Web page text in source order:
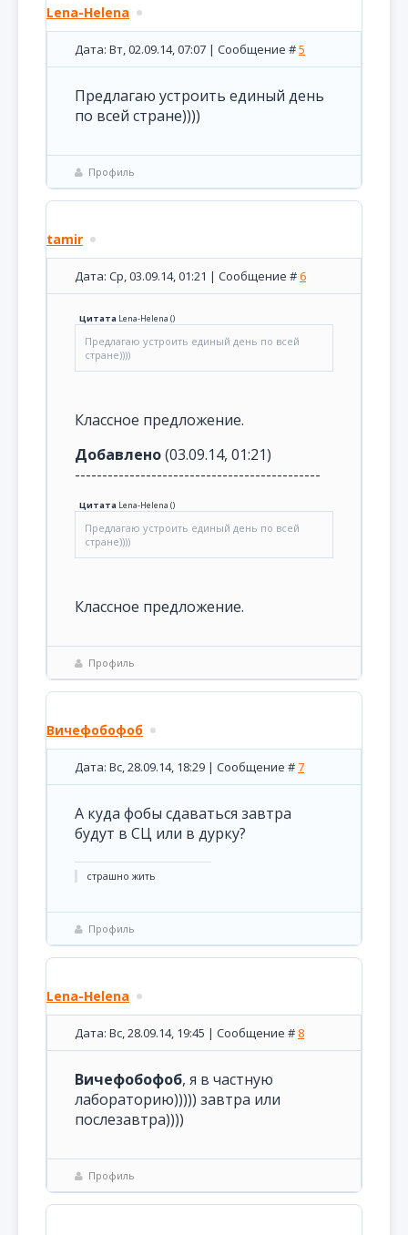
Lena-Helena
Дата: Вт, 02.09.14, 07:07 | Сообщение #5
Предлагаю устроить единый день
по всей стране))))
Профиль
tamir
Дата: Ср, 03.09.14, 01:21 | Сообщение #6
Цитата Lena-Helena ()
Предлагаю устроить единый день по всей
стране))))
Классное предложение.
Добавлено(03.09.14, 01:21)
---------------------------------------------
Цитата Lena-Helena ()
Предлагаю устроить единый день по всей
стране))))
Классное предложение.
Профиль
Вичефобофоб
Дата: Вс, 28.09.14, 18:29 | Сообщение #7
А куда фобы сдаваться завтра
будут в СЦ или в дурку?
страшно жить
Профиль
Lena-Helena
Дата: Вс, 28.09.14, 19:45 | Сообщение # 8
Вичефобофоб, я в частную
лабораторию))))) завтра или
послезавтра))))
Профиль